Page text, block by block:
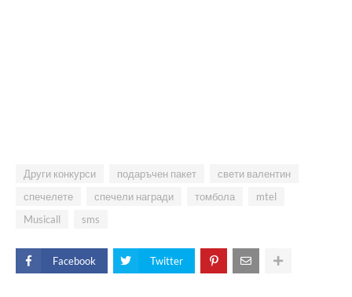
Други конкурси подаръчен пакет
свети валентин
спечелете
спечели награди томбола
mtel
Musicall
sms
Facebook Twitter